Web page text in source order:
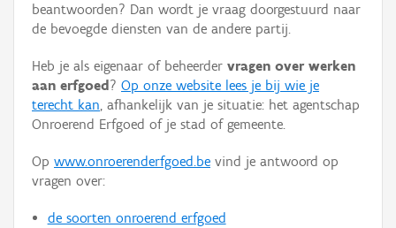
Persoon of collectief
Hergebruik
Aanmelden
beantwoorden? Dan wordt je vraag doorgestuurd naar
de bevoegde diensten van de andere partij.
Heb je als eigenaar of beheerder vragen over werken
aan erfgoed ? Op onze website lees je bij wie je
terecht kan, afhankelijk van je situatie: het agentschap
Onroerend Erfgoed of je stad of gemeente.
Op www.onroerenderfgoed.be vind je antwoord op
vragen over:
de soorten onroerend erfgoed